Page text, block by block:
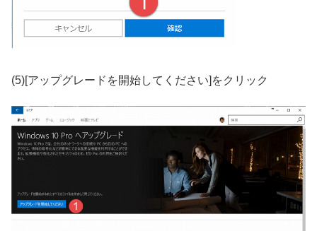
(5)[アップグレードを開始してください]をクリック